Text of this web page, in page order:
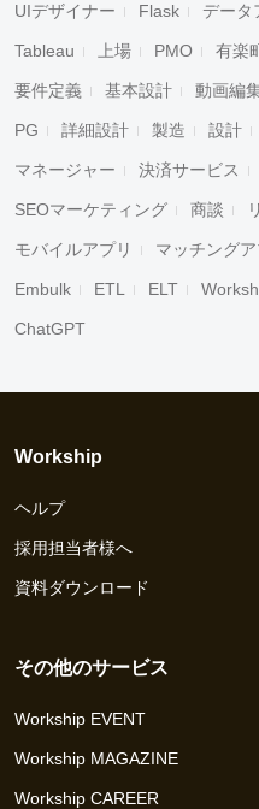
UIデザイナー Flask データ
Tableau 上場 PMO 有楽
要件定義 基本設計 動画編
PG 詳細設計 製造 設計
マネージャー 決済サービス
SEOマーケティング 商談
モバイルアプリ マッチングア
Embulk ETL ELT
ChatGPT
Workship
ヘルプ
採用担当者様へ
資料ダウンロード
その他のサービス
Workship EVENT
Workship MAGAZINE
Workship CAREER